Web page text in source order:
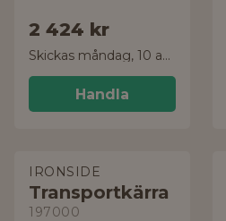
2 424 kr
Skickas måndag, 10 aug.
Handla
IRONSIDE
Transportkärra
197000